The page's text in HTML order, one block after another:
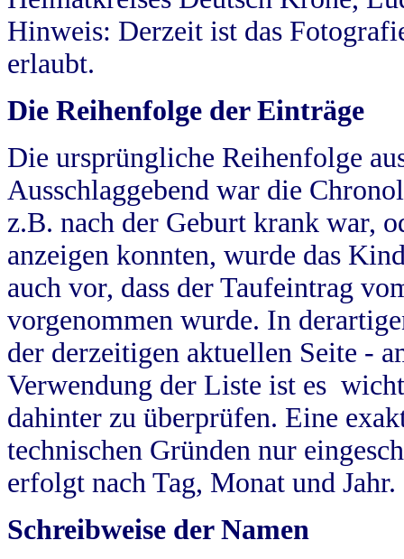
Hinweis: Derzeit ist das
erlaubt.
Die Reihenfolge der Einträge
Die ursprüngliche Reihenfolge
Ausschlaggebend war die
z.B. nach der Geburt krank war,
anzeigen konnten, wurde das
auch vor, dass der Taufeintrag
vorgenommen wurde. In
der derzeitigen aktuellen Seite -
Verwendung der Liste ist es
dahinter zu überprüfen. Eine
technischen Gründen nur
erfolgt nach Tag, Monat und Jahr.
Schreibweise der Namen